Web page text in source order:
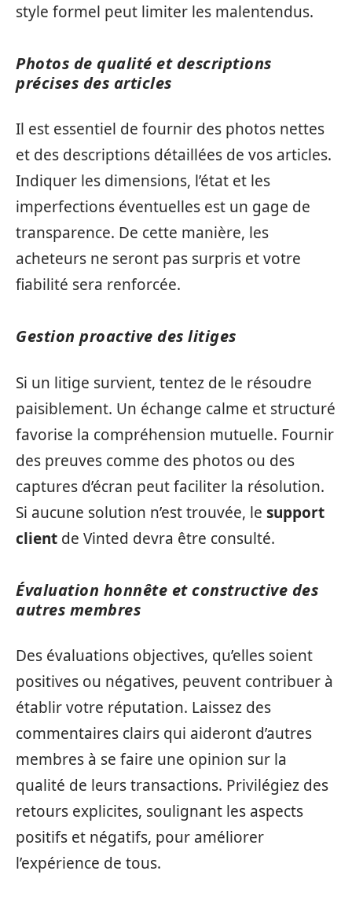
style formel peut limiter les malentendus.
Photos de qualité et descriptions
précises des articles
Il est essentiel de fournir des photos nettes
et des descriptions détaillées de vos articles.
Indiquer les dimensions, l’état et les
imperfections éventuelles est un gage de
transparence. De cette manière, les
acheteurs ne seront pas surpris et votre
fiabilité sera renforcée.
Gestion proactive des litiges
Si un litige survient, tentez de le résoudre
paisiblement. Un échange calme et structuré
favorise la compréhension mutuelle. Fournir
des preuves comme des photos ou des
captures d’écran peut faciliter la résolution.
Si aucune solution n’est trouvée, le support
client de Vinted devra être consulté.
Évaluation honnête et constructive des
autres membres
Des évaluations objectives, qu’elles soient
positives ou négatives, peuvent contribuer à
établir votre réputation. Laissez des
commentaires clairs qui aideront d’autres
membres à se faire une opinion sur la
qualité de leurs transactions. Privilégiez des
retours explicites, soulignant les aspects
positifs et négatifs, pour améliorer
l’expérience de tous.